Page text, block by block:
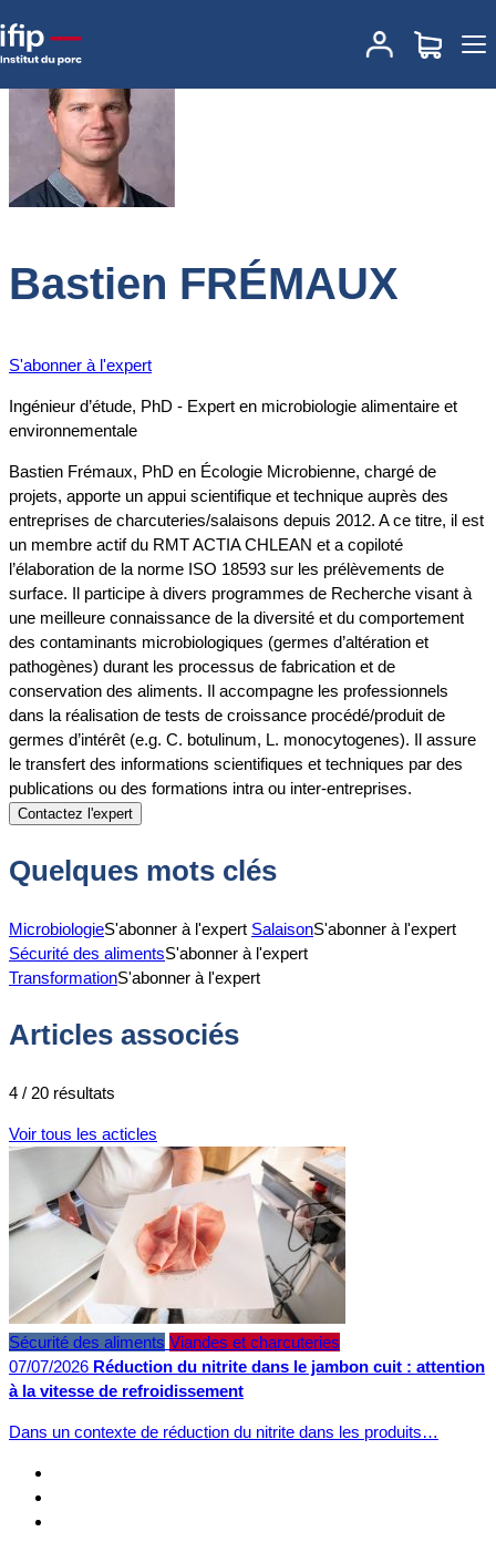
Accueil Bastien FRÉMAUX
Bastien FRÉMAUX
S'abonner à l'expert
Ingénieur d’étude, PhD - Expert en microbiologie alimentaire et
environnementale
Bastien Frémaux, PhD en Écologie Microbienne, chargé de
projets, apporte un appui scientifique et technique auprès des
entreprises de charcuteries/salaisons depuis 2012. A ce titre, il est
un membre actif du RMT ACTIA CHLEAN et a copiloté
l’élaboration de la norme ISO 18593 sur les prélèvements de
surface. Il participe à divers programmes de Recherche visant à
une meilleure connaissance de la diversité et du comportement
des contaminants microbiologiques (germes d’altération et
pathogènes) durant les processus de fabrication et de
conservation des aliments. Il accompagne les professionnels
dans la réalisation de tests de croissance procédé/produit de
germes d’intérêt (e.g. C. botulinum, L. monocytogenes). Il assure
le transfert des informations scientifiques et techniques par des
publications ou des formations intra ou inter-entreprises.
Contactez l'expert
Quelques mots clés
MicrobiologieS'abonner à l'expert SalaisonS'abonner à l'expert
Sécurité des alimentsS'abonner à l'expert
TransformationS'abonner à l'expert
Articles associés
4 / 20 résultats
Voir tous les acticles
Sécurité des aliments Viandes et charcuteries
07/07/2026 Réduction du nitrite dans le jambon cuit : attention
à la vitesse de refroidissement
Dans un contexte de réduction du nitrite dans les produits…